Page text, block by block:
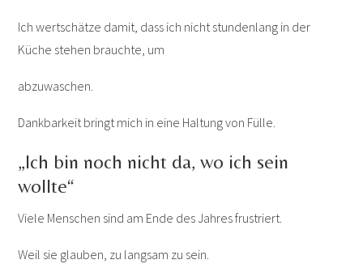
Ich wertschätze damit, dass ich nicht stundenlang in der
Küche stehen brauchte, um
abzuwaschen.
Dankbarkeit bringt mich in eine Haltung von Fülle.
„Ich bin noch nicht da, wo ich sein
wollte“
Viele Menschen sind am Ende des Jahres frustriert.
Weil sie glauben, zu langsam zu sein.